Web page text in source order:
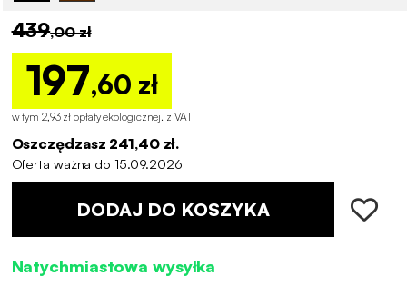
439,00 zł
197,60 zł
w tym 2,93 zł opłaty ekologicznej. z VAT
Oszczędzasz 241,40 zł.
Oferta ważna do 15.09.2026
DODAJ DO KOSZYKA
Natychmiastowa wysyłka